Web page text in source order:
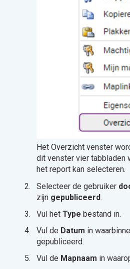
Het Overzicht venster
dit venster vier tabbladen
het report kan selecteren.
Selecteer de gebruiker
zijn gepubliceerd.
Vul het Type bestand in.
Vul de Datum in
gepubliceerd.
Vul de Mapnaam in